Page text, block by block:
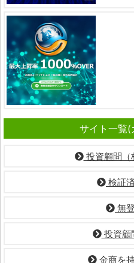
サイト一覧(
投資顧問（
検証
無
投資顧
金商を